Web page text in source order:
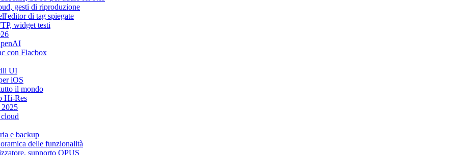
gesti di riproduzione
di tag spiegate
widget testi
con Flacbox
UI
iOS
il mondo
Hi-Res
e backup
delle funzionalità
supporto OPUS